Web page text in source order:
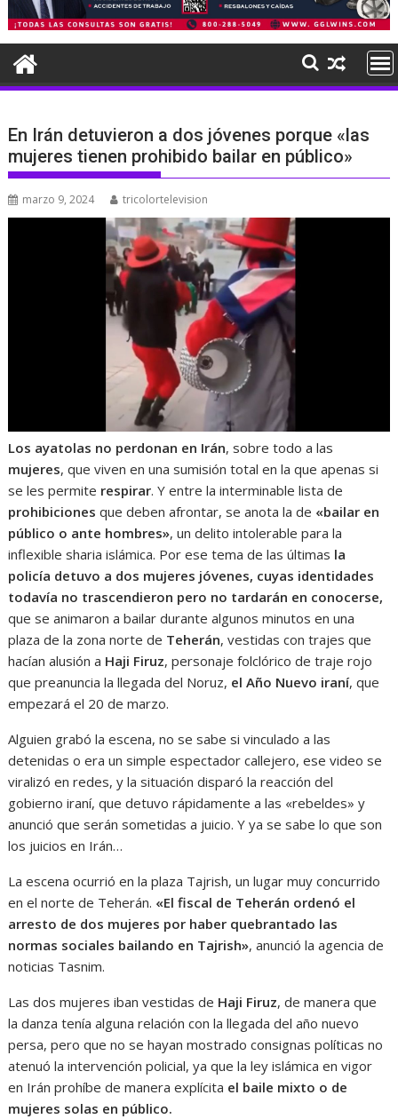
En Irán detuvieron a dos jóvenes porque «las
mujeres tienen prohibido bailar en público»
marzo 9, 2024 tricolortelevision
Los ayatolas no perdonan en Irán, sobre todo a las
mujeres, que viven en una sumisión total en la que apenas si
se les permite respirar. Y entre la interminable lista de
prohibicionesque deben afrontar, se anota la de «bailar en
público o ante hombres», un delito intolerable para la
inflexible sharia islámica. Por ese tema de las últimas la
policía detuvo a dos mujeres jóvenes, cuyas identidades
todavía no trascendieron pero no tardarán en conocerse,
que se animaron a bailar durante algunos minutos en una
plaza de la zona norte de Teherán, vestidas con trajes que
hacían alusión a Haji Firuz, personaje folclórico de traje rojo
que preanuncia la llegada del Noruz, el Año Nuevo iraní, que
empezará el 20 de marzo.
Alguien grabó la escena, no se sabe si vinculado a las
detenidas o era un simple espectador callejero, ese video se
viralizó en redes, y la situación disparó la reacción del
gobierno iraní, que detuvo rápidamente a las «rebeldes» y
anunció que serán sometidas a juicio. Y ya se sabe lo que son
los juicios en Irán…
La escena ocurrió en la plaza Tajrish, un lugar muy concurrido
en el norte de Teherán. «El fiscal de Teherán ordenó el
arresto de dos mujeres por haber quebrantado las
normas sociales bailando en Tajrish», anunció la agencia de
noticias Tasnim.
Las dos mujeres iban vestidas de Haji Firuz, de manera que
la danza tenía alguna relación con la llegada del año nuevo
persa, pero que no se hayan mostrado consignas políticas no
atenuó la intervención policial, ya que la ley islámica en vigor
en Irán prohíbe de manera explícita el baile mixto o de
mujeres solas en público.